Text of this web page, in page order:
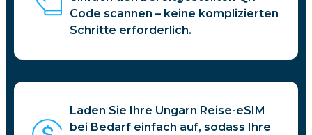
Code scannen – keine komplizierten
Schritte erforderlich.
Laden Sie Ihre Ungarn Reise-eSIM
bei Bedarf einfach auf, sodass Ihre